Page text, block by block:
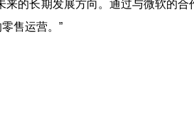
的长期发展方向。通过与微软的
售运营。”